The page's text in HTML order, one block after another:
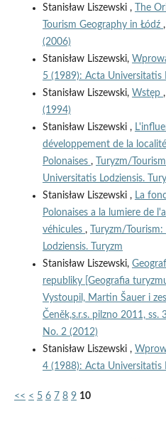
Stanisław Liszewski ,
The
Tourism Geography in Łódź ,
(2006)
Stanisław Liszewski,
5 (1989): Acta Universitatis
Stanisław Liszewski, Wstęp ,
(1994)
Stanisław Liszewski ,
développement de la
Polonaises ,
Turyzm/
Universitatis Lodziensis.
Stanisław Liszewski , La
Polonaises a la lumiere de
véhicules ,
Turyzm/
Lodziensis. Turyzm
Stanisław Liszewski,
republiky [Geografia
Vystoupil, Martin Šauer i
Čeněk,s.r.s. pilzno 2011, ss.
No. 2 (2012)
Stanisław Liszewski ,
4 (1988): Acta Universitatis
<< < 5 6 7 8 9 10